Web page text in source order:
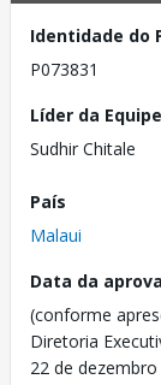
Identidade do
P073831
Líder da Equipe
Sudhir Chitale
País
Malaui
Data da
(conforme
Diretoria
22 de